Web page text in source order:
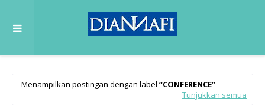
Menampilkan postingan dengan label
CONFERENCE
Tunjukkan semua